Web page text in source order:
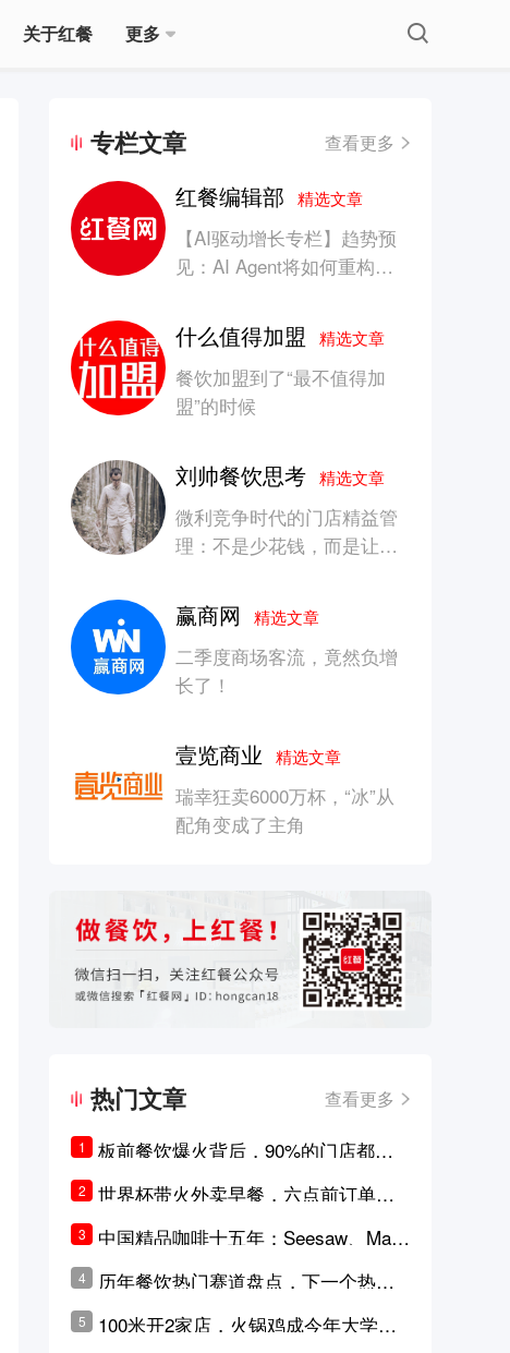
关于红餐 更多
专栏文章 查看更多
红餐编辑部精选文章
【AI驱动增长专栏】趋势预
见：AI Agent将如何重构消
什么值得加盟精选文章
餐饮加盟到了“最不值得加
盟”的时候
刘帅餐饮思考精选文章
微利竞争时代的门店精益管
理：不是少花钱，而是让每
赢商网精选文章
二季度商场客流，竟然负增
长了！
壹览商业精选文章
瑞幸狂卖6000万杯，“冰”从
配角变成了主角
热门文章 查看更多
1
板前餐饮爆火背后，90%的门店都只
是徒有其表的刻意作秀？
2
世界杯带火外卖早餐，六点前订单大
3
中国精品咖啡十五年：Seesaw、Man
ner、M Stand为何结出了不同的果
实？
4
历年餐饮热门赛道盘点，下一个热门
5
100米开2家店，火锅鸡成今年大学城